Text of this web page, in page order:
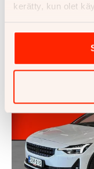
kerätty, kun olet